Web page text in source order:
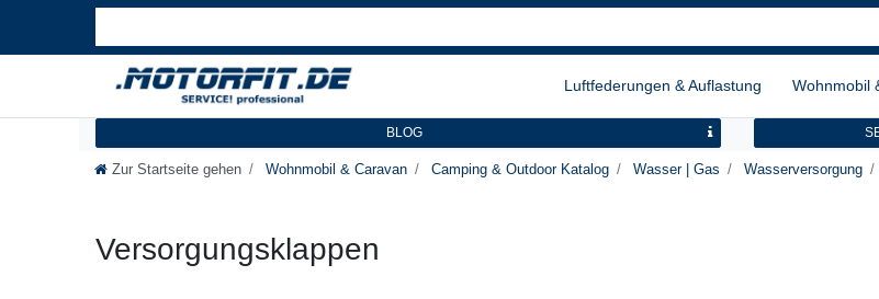
Luftfederungen & Auflastung Wohnmobil
BLOG
Zur Startseite gehen Wohnmobil & Caravan Camping & Outdoor Katalog Wasser | Gas Wasserversorgung
Versorgungsklappen